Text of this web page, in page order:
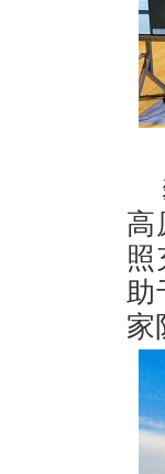
高
照
助
家